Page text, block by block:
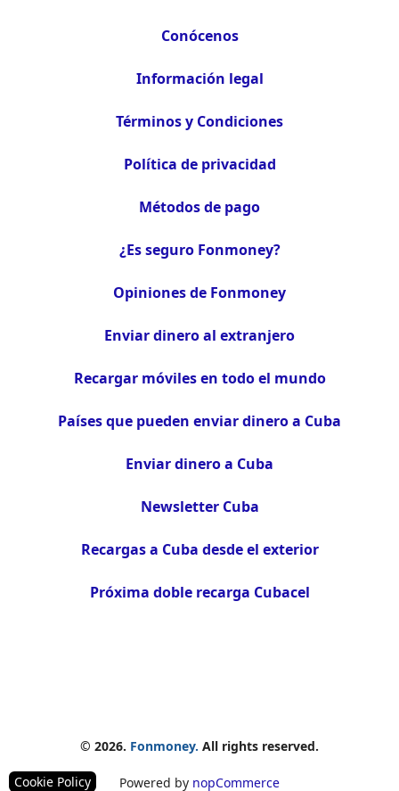
Conócenos
Información legal
Términos y Condiciones
Política de privacidad
Métodos de pago
¿Es seguro Fonmoney?
Opiniones de Fonmoney
Enviar dinero al extranjero
Recargar móviles en todo el mundo
Países que pueden enviar dinero a Cuba
Enviar dinero a Cuba
Newsletter Cuba
Recargas a Cuba desde el exterior
Próxima doble recarga Cubacel
© 2026. Fonmoney. All rights reserved.
Cookie Policy Powered by nopCommerce